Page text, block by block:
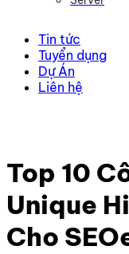
Tin tức
Tuyển dụng
Dự Án
Liên hệ
Top 10
Unique
Cho